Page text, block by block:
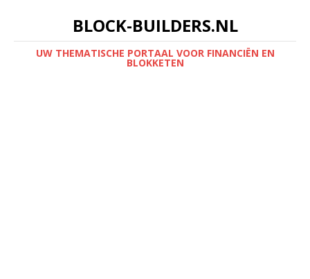
BLOCK-BUILDERS.NL
UW THEMATISCHE PORTAAL VOOR FINANCIËN EN
BLOKKETEN